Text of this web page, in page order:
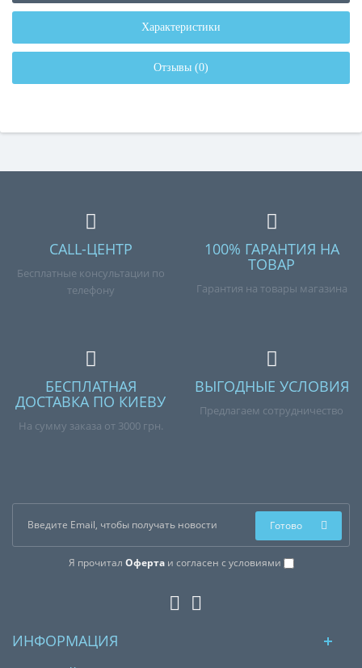
Характеристики
Отзывы (0)
CALL-ЦЕНТР
Бесплатные консультации по
телефону
100% ГАРАНТИЯ НА
ТОВАР
Гарантия на товары магазина
БЕСПЛАТНАЯ
ДОСТАВКА ПО КИЕВУ
На сумму заказа от 3000 грн.
ВЫГОДНЫЕ УСЛОВИЯ
Предлагаем сотрудничество
Я прочитал Офертаи согласен с условиями
Готово
ИНФОРМАЦИЯ